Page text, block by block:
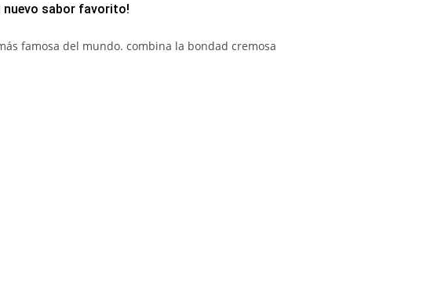
nuevo sabor favorito!
famosa del mundo. combina la bondad cremosa